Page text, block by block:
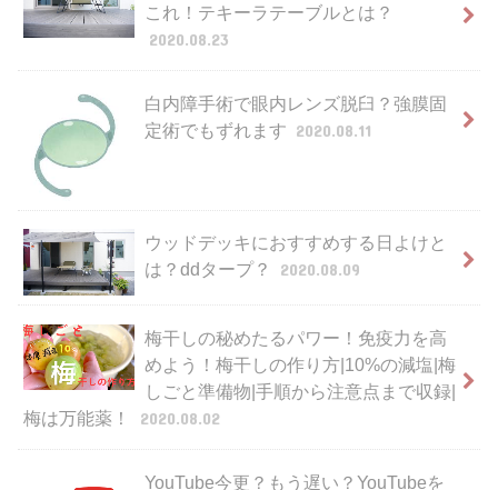
これ！テキーラテーブルとは？
2020.08.23
白内障手術で眼内レンズ脱臼？強膜固
定術でもずれます 2020.08.11
ウッドデッキにおすすめする日よけと
は？ddタープ？
2020.08.09
梅干しの秘めたるパワー！免疫力を高
めよう！梅干しの作り方|10%の減塩|梅
しごと準備物|手順から注意点まで収録|
梅は万能薬！
2020.08.02
YouTube今更？もう遅い？YouTubeを